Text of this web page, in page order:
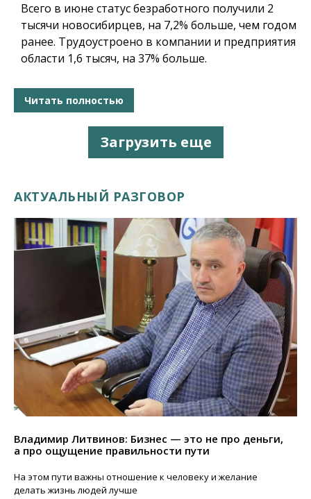
Всего в июне статус безработного получили 2
тысячи новосибирцев, на 7,2% больше, чем годом
ранее. Трудоустроено в компании и предприятия
области 1,6 тысяч, на 37% больше.
Читать полностью
Загрузить еще
АКТУАЛЬНЫЙ РАЗГОВОР
Владимир Литвинов: Бизнес — это не про деньги,
а про ощущение правильности пути
На этом пути важны отношение к человеку и желание
делать жизнь людей лучше